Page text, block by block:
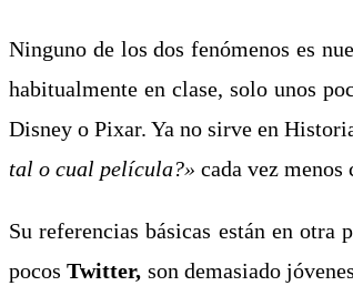
Ninguno de los dos fenómenos es
habitualmente en clase, solo unos
Disney o Pixar. Ya no sirve en
tal o cual película?» cada vez
Su referencias básicas están en otra
pocos Twitter, son demasiado